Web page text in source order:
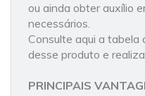
ou ainda obter auxílio
necessários.
Consulte aqui a
desse produto e
PRINCIPAIS